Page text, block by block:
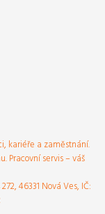
kariéře a zaměstnání.
Pracovní servis – váš
46331 Nová Ves, IČ: